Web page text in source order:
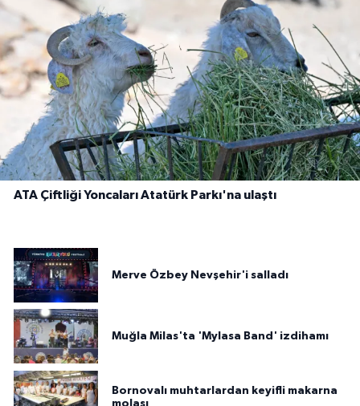
ATA Çiftliği Yoncaları Atatürk Parkı'na ulaştı
Merve Özbey Nevşehir'i salladı
Muğla Milas'ta 'Mylasa Band' izdihamı
Bornovalı muhtarlardan keyifli makarna